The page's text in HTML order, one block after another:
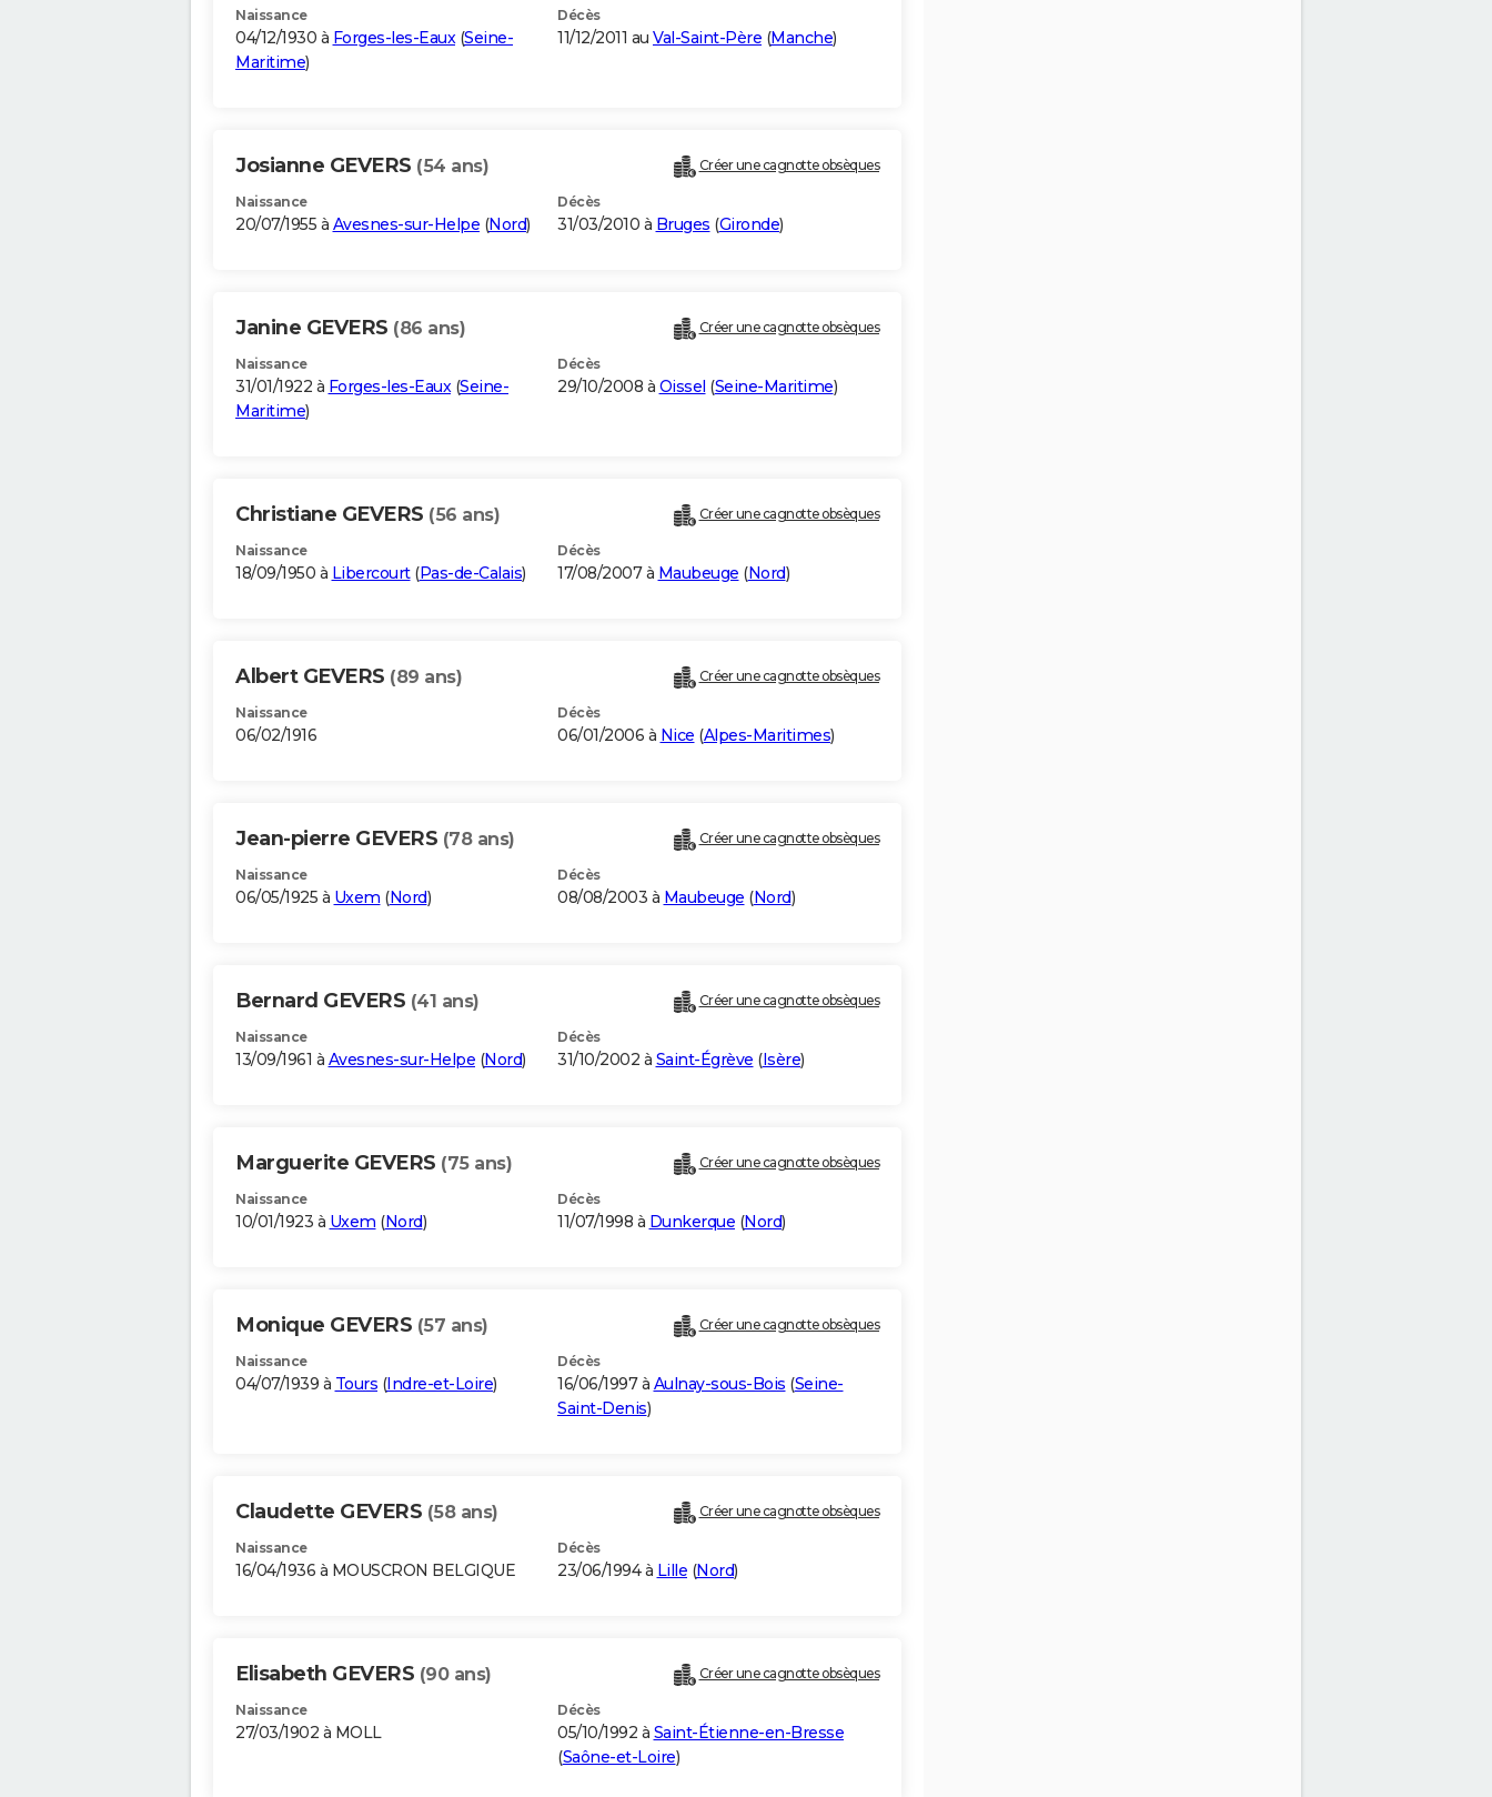
Naissance
04/12/1930 à Forges-les-Eaux(Seine-
Maritime)
Décès
11/12/2011 au Val-Saint-Père (Manche)
Josianne GEVERS (54 ans) Créer une cagnotte obsèques
Naissance
20/07/1955 à Avesnes-sur-Helpe (Nord)
Décès
31/03/2010 à Bruges (Gironde)
Janine GEVERS (86 ans) Créer une cagnotte obsèques
Naissance
31/01/1922 à Forges-les-Eaux(Seine-
Maritime)
Décès
29/10/2008 à Oissel (Seine-Maritime)
Christiane GEVERS (56 ans) Créer une cagnotte obsèques
Naissance
18/09/1950 à Libercourt(Pas-de-Calais)
Décès
17/08/2007 à Maubeuge (Nord)
Albert GEVERS (89 ans) Créer une cagnotte obsèques
Naissance
06/02/1916
Décès
06/01/2006 à Nice (Alpes-Maritimes)
Jean-pierre GEVERS (78 ans) Créer une cagnotte obsèques
Naissance
06/05/1925 à Uxem (Nord)
Décès
08/08/2003 à Maubeuge (Nord)
Bernard GEVERS (41 ans) Créer une cagnotte obsèques
Naissance
13/09/1961 à Avesnes-sur-Helpe (Nord)
Décès
31/10/2002 à Saint-Égrève (Isère)
Marguerite GEVERS (75 ans) Créer une cagnotte obsèques
Naissance
10/01/1923 à Uxem (Nord)
Décès
11/07/1998 à Dunkerque (Nord)
Monique GEVERS (57 ans) Créer une cagnotte obsèques
Naissance
04/07/1939 à Tours (Indre-et-Loire)
Décès
16/06/1997 à Aulnay-sous-Bois (Seine-
Saint-Denis)
Claudette GEVERS (58 ans) Créer une cagnotte obsèques
Naissance
16/04/1936 à MOUSCRON BELGIQUE
Décès
23/06/1994 à Lille (Nord)
Elisabeth GEVERS (90 ans) Créer une cagnotte obsèques
Naissance
27/03/1902 à MOLL
Décès
05/10/1992 à Saint-Étienne-en-Bresse
(Saône-et-Loire)